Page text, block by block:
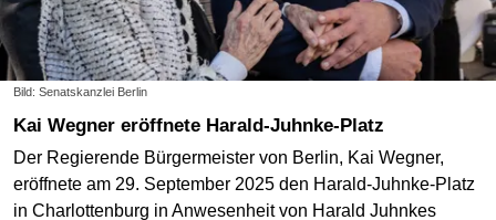
Bild: Senatskanzlei Berlin
Kai Wegner eröffnete Harald-Juhnke-Platz
Der Regierende Bürgermeister von Berlin, Kai Wegner,
eröffnete am 29. September 2025 den Harald-Juhnke-Platz
in Charlottenburg in Anwesenheit von Harald Juhnkes